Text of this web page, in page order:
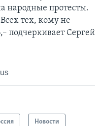
народные протесты.
тех, кому не
подчеркивает Сергей
Новости